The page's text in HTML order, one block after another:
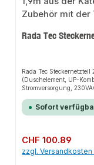
Rada Tec
Rada Tec
(Duschelement, UP-
Stromversorgung,
12 V DCStromaufnahme:
1,90 m
Sofort
Regulärer Preis:
CHF 100.89
zzgl. Versandkosten